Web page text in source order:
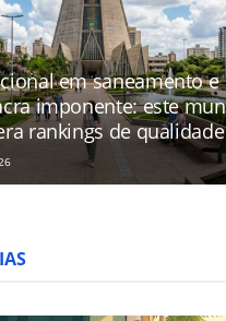
em saneamento e
imponente: este
rankings de